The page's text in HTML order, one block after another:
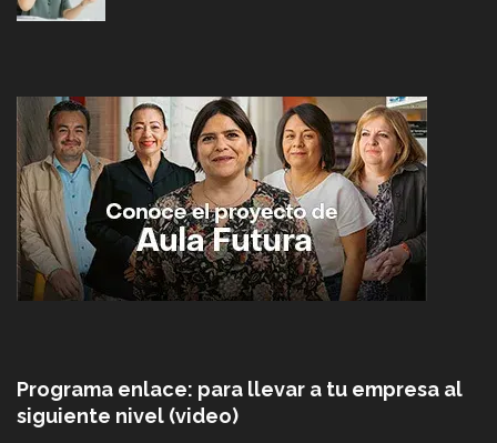
Programa enlace: para llevar a tu empresa al
siguiente nivel (video)